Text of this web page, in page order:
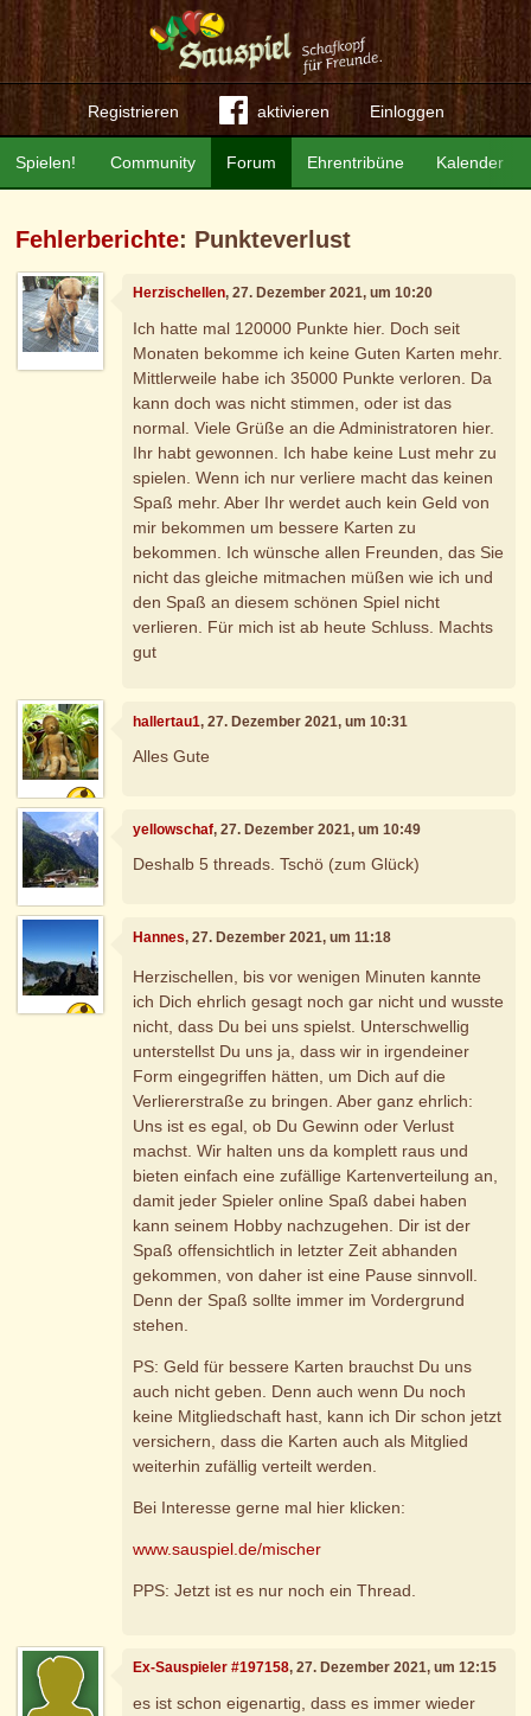
Registrieren aktivieren Einloggen
Community Forum Ehrentribüne Kalender
Spielen!
Fehlerberichte: Punkteverlust
Herzischellen, 27. Dezember 2021, um 10:20
Ich hatte mal 120000 Punkte hier. Doch seit
Monaten bekomme ich keine Guten Karten mehr.
Mittlerweile habe ich 35000 Punkte verloren. Da
kann doch was nicht stimmen, oder ist das
normal. Viele Grüße an die Administratoren hier.
Ihr habt gewonnen. Ich habe keine Lust mehr zu
spielen. Wenn ich nur verliere macht das keinen
Spaß mehr. Aber Ihr werdet auch kein Geld von
mir bekommen um bessere Karten zu
bekommen. Ich wünsche allen Freunden, das Sie
nicht das gleiche mitmachen müßen wie ich und
den Spaß an diesem schönen Spiel nicht
verlieren. Für mich ist ab heute Schluss. Machts
gut
hallertau1, 27. Dezember 2021, um 10:31
Alles Gute
yellowschaf, 27. Dezember 2021, um 10:49
Deshalb 5 threads. Tschö (zum Glück)
Hannes, 27. Dezember 2021, um 11:18
Herzischellen, bis vor wenigen Minuten kannte
ich Dich ehrlich gesagt noch gar nicht und wusste
nicht, dass Du bei uns spielst. Unterschwellig
unterstellst Du uns ja, dass wir in irgendeiner
Form eingegriffen hätten, um Dich auf die
Verliererstraße zu bringen. Aber ganz ehrlich:
Uns ist es egal, ob Du Gewinn oder Verlust
machst. Wir halten uns da komplett raus und
bieten einfach eine zufällige Kartenverteilung an,
damit jeder Spieler online Spaß dabei haben
kann seinem Hobby nachzugehen. Dir ist der
Spaß offensichtlich in letzter Zeit abhanden
gekommen, von daher ist eine Pause sinnvoll.
Denn der Spaß sollte immer im Vordergrund
stehen.
PS: Geld für bessere Karten brauchst Du uns
auch nicht geben. Denn auch wenn Du noch
keine Mitgliedschaft hast, kann ich Dir schon jetzt
versichern, dass die Karten auch als Mitglied
weiterhin zufällig verteilt werden.
Bei Interesse gerne mal hier klicken:
www.sauspiel.de/mischer
PPS: Jetzt ist es nur noch ein Thread.
Ex-Sauspieler #197158, 27. Dezember 2021, um 12:15
es ist schon eigenartig, dass es immer wieder